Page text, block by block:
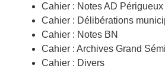
Cahier : Notes AD Périgueux
Cahier : Délibérations
Cahier : Notes BN
Cahier : Archives Grand
Cahier : Divers